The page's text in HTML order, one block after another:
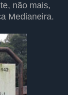
não mais,
Medianeira.